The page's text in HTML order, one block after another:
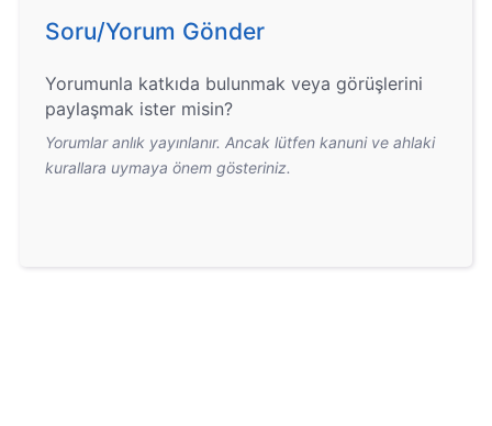
Soru/Yorum Gönder
Yorumunla katkıda bulunmak veya görüşlerini
paylaşmak ister misin?
Yorumlar anlık yayınlanır. Ancak lütfen kanuni ve ahlaki
kurallara uymaya önem gösteriniz.